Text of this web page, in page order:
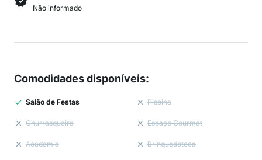
Não informado
Comodidades disponíveis:
Salão de Festas Piscina
Churrasqueira Espaço Gourmet
Academia Brinquedoteca